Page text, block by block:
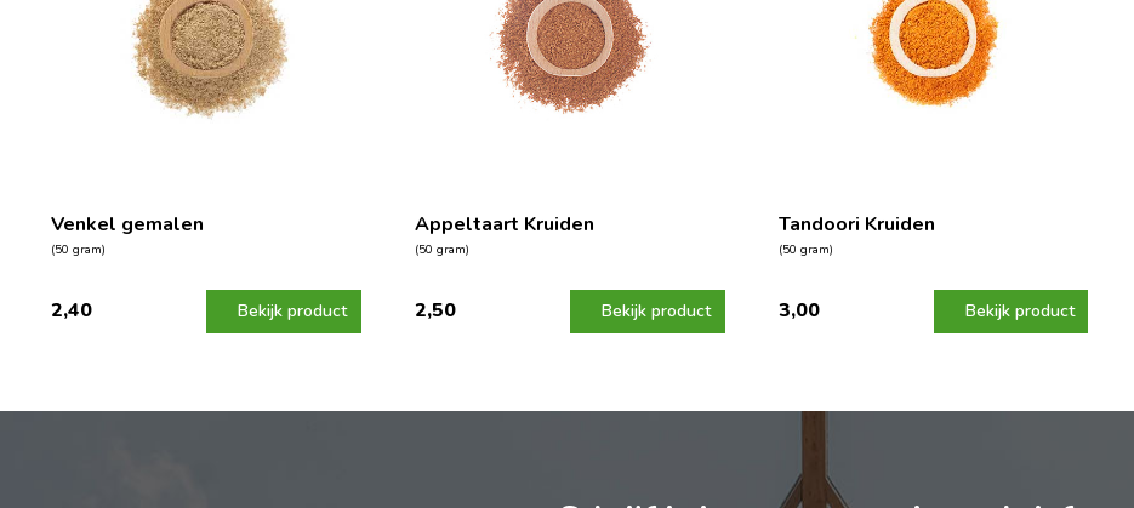
Venkel gemalen
(50 gram)
2,40 Bekijk product
Appeltaart Kruiden
(50 gram)
2,50 Bekijk product
Tandoori Kruiden
(50 gram)
3,00 Bekijk product